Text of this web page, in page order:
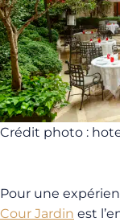
Crédit photo :
Pour une
Cour Jardin est